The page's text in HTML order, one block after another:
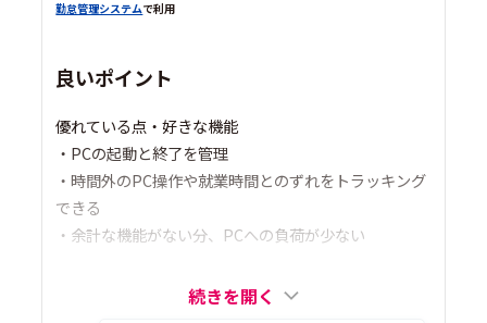
勤怠管理システムで利用
良いポイント
優れている点・好きな機能
・PCの起動と終了を管理
・時間外のPC操作や就業時間とのずれをトラッキング
できる
・余計な機能がない分、PCへの負荷が少ない
続きを開く